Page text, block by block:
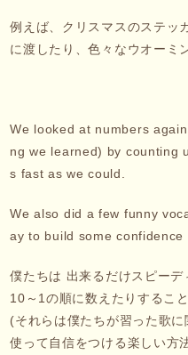
例えば、クリスマスのステッ
に渡したり、色々なウオーミ
We looked at numbers
ng we learned) by counting
s fast as we could.
We also did a few funny
ay to build some
僕たちは 出来るだけスピーデ
10～1の順に数えたりするこ
(それらは僕たちが習った歌
使って自信をつける楽しい方